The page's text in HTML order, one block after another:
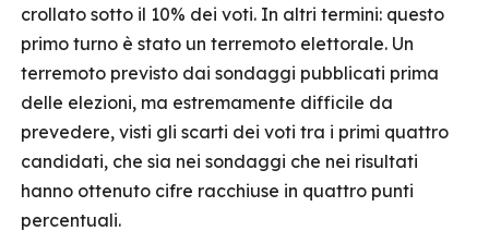
crollato sotto il 10% dei voti. In altri termini: questo
primo turno è stato un terremoto elettorale. Un
terremoto previsto dai sondaggi pubblicati prima
delle elezioni, ma estremamente difficile da
prevedere, visti gli scarti dei voti tra i primi quattro
candidati, che sia nei sondaggi che nei risultati
hanno ottenuto cifre racchiuse in quattro punti
percentuali.